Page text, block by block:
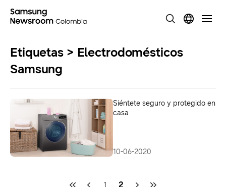
Etiquetas > Electrodomésticos
Samsung
Siéntete seguro y protegido en
casa
10-06-2020
1 2